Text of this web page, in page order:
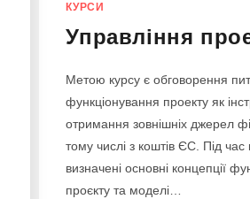
КУРСИ
Управління
Метою курсу є обговорення
функціонування проекту як
отримання зовнішніх джерел
тому числі з коштів ЄС. Під час
визначені основні концепції
проєкту та моделі…